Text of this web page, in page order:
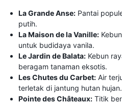
La Grande Anse: Pantai
putih.
La Maison de la Vanille:
untuk budidaya vanila.
Le Jardin de Balata: Kebun
beragam tanaman eksotis.
Les Chutes du Carbet: Air
terletak di jantung hutan hujan.
Pointe des Châteaux: Titik